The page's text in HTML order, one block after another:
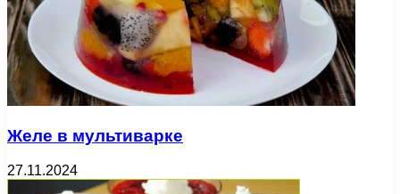
Желе в мультиварке
27.11.2024